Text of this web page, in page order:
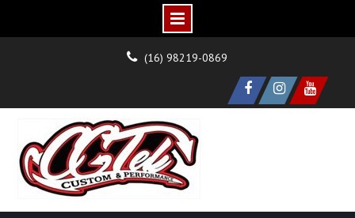
(16) 98219-0869
facebookinstagramYoutube